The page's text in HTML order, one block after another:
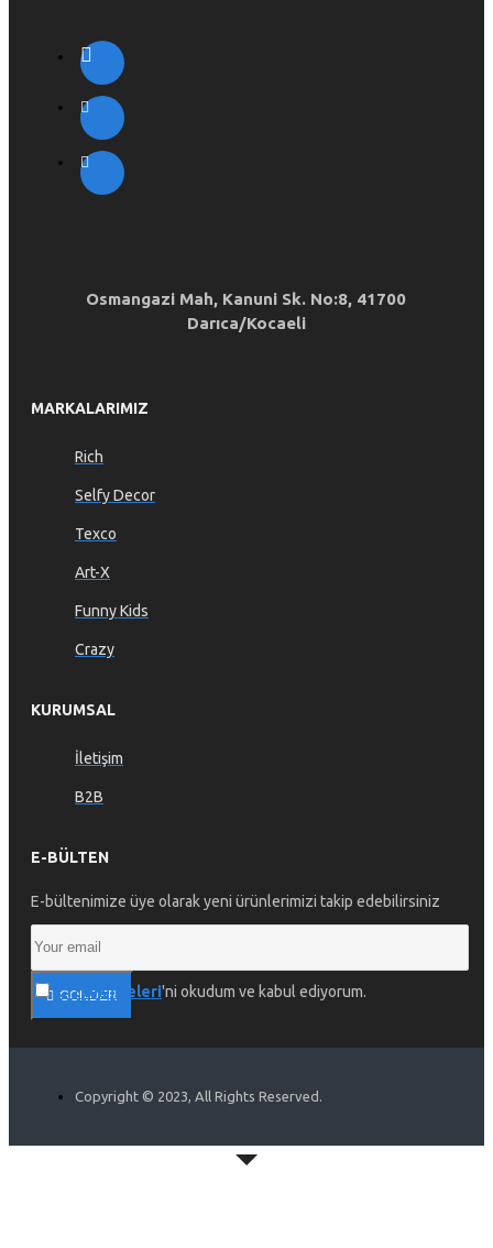
Osmangazi Mah, Kanuni Sk. No:8, 41700
Darıca/Kocaeli
MARKALARIMIZ
Rich
Selfy Decor
Texco
Art-X
Funny Kids
Crazy
KURUMSAL
İletişim
B2B
E-BÜLTEN
E-bültenimize üye olarak yeni ürünlerimizi takip edebilirsiniz
GÖNDER
Gizlilik İlkeleri'ni okudum ve kabul ediyorum.
Copyright © 2023, All Rights Reserved.